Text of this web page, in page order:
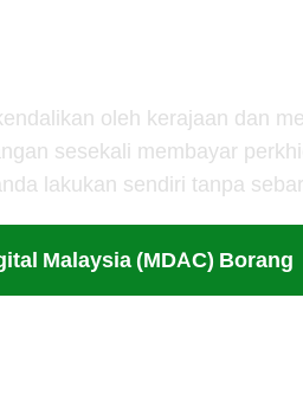
oleh kerajaan dan
sesekali membayar
lakukan sendiri tanpa
Malaysia (MDAC) Borang